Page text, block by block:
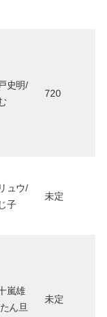
史明/
720
ュウ/
子
未定
嵐雄
ん旦
未定